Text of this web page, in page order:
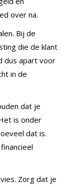
over na.
Bij de
die de klant
dus apart voor
in de
dat je
is onder
dat is.
Zorg dat je